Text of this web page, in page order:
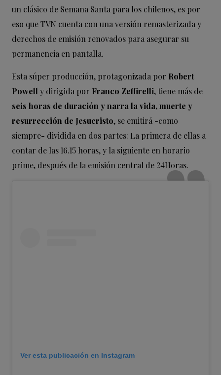
un clásico de Semana Santa para los chilenos, es por
eso que TVN cuenta con una versión remasterizada y
derechos de emisión renovados para asegurar su
permanencia en pantalla.
Esta súper producción, protagonizada por Robert
Powell y dirigida por Franco Zeffirelli, tiene más de
seis horas de duración y narra la vida, muerte y
resurrección de Jesucristo, se emitirá -como
siempre- dividida en dos partes: La primera de ellas a
contar de las 16.15 horas, y la siguiente en horario
prime, después de la emisión central de 24Horas.
Ver esta publicación en Instagram